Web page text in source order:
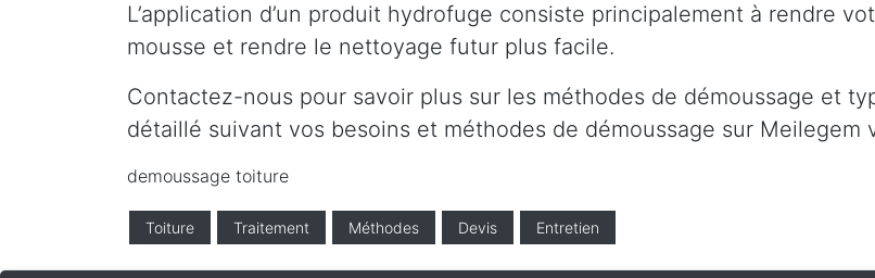
L’application d’un produit hydrofuge consiste principalement à rendre
mousse et rendre le nettoyage futur plus facile.
Contactez-nous pour savoir plus sur les méthodes de démoussage et
détaillé suivant vos besoins et méthodes de démoussage sur Meilegem
demoussage toiture
Toiture Traitement Méthodes Devis Entretien